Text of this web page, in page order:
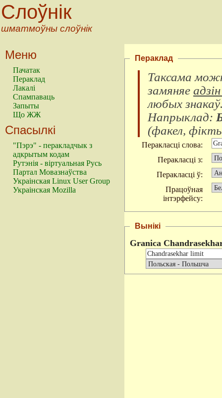
Слоўнік
шматмоўны слоўнік
Меню
Пачатак
Пераклад
Лакалі
Спампаваць
Запыты
Що ЖЖ
Спасылкі
"Пэрэ" - перакладчык з
адкрытым кодам
Рутэнія - віртуальная Русь
Партал Мовазнаўства
Украінская Linux User Group
Украінская Mozilla
Пераклад
Таксама
замяняе
любых знакаў
Напрыклад:
(факел,
Перакласці слова:
Перакласці з:
Перакласці ў:
Працоўная
інтэрфейсу:
Вынікі
Granica